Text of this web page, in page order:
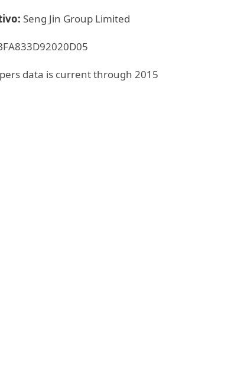
Seng Jin Group Limited
data is current through 2015